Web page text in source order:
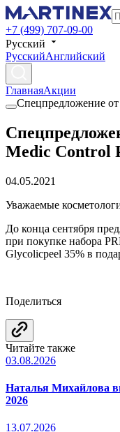
+7 (499) 707-09-00
Русский
РусскийАнглийский
ГлавнаяАкции
Спецпредложение
Medic Control
04.05.2021
Уважаемые
До конца сентября
при покупке набора
Glycolicpeel 35% в
Поделиться
Читайте также
03.08.2026
Наталья Михайлова
2026
13.07.2026